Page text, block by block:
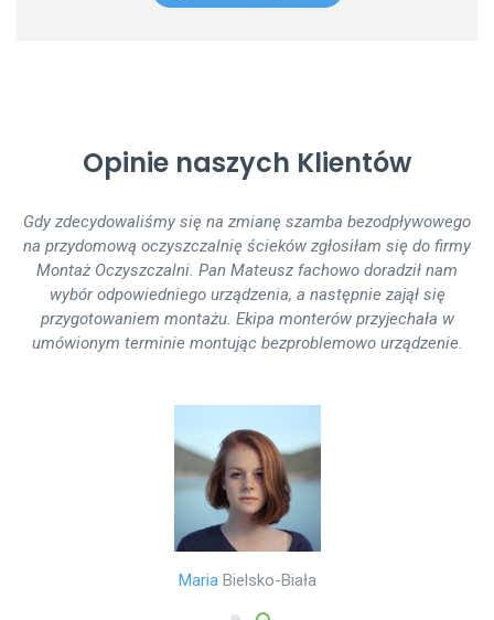
Opinie naszych Klientów
Montaż oczyszczalni ścieków podczas budowy przebiegł
bezproblemowo. Trwał jeden dzień, ekipa montująca działała
sprawnie - widać, że nie robili tego 1. raz. Polecam innym
współpracę z firmą MontażOczyszczalni.pl
Mariusz Poznań
Gdy zdecydowaliśmy się na zmianę szamba bezodpływowego
na przydomową oczyszczalnię ścieków zgłosiłam się do firmy
Montaż Oczyszczalni. Pan Mateusz fachowo doradził nam
wybór odpowiedniego urządzenia, a następnie zajął się
przygotowaniem montażu. Ekipa monterów przyjechała w
umówionym terminie montując bezproblemowo urządzenie.
Maria Bielsko-Biała